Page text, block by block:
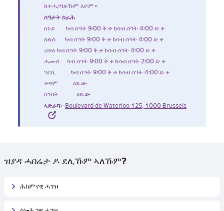
ክተሓጋገዙኹም እዮም።
ሰዓታት ስራሕ
ሰኑይ ካብ ሰዓት 9፡00 ቅ.ቀ ክሳብ ሰዓት 4፡00 ድ.ቀ
ሰሉስ ካብ ሰዓት 9፡00 ቅ.ቀ ክሳብ ሰዓት 4፡00 ድ.ቀ
ረቡዕ ካብ ሰዓት 9፡00 ቅ.ቀ ክሳብ ሰዓት 4፡00 ድ.ቀ
ሓሙስ ካብ ሰዓት 9፡00 ቅ.ቀ ክሳብ ሰዓት 2፡00 ድ.ቀ
ዓርቢ ካብ ሰዓት 9፡00 ቅ.ቀ ክሳብ ሰዓት 4፡00 ድ.ቀ
ቀዳም ዕጹው
ሰንበት ዕጹው
ኣድራሻ፦ Boulevard de Waterloo 125, 1000 Brussels
ዝያዳ ሓበሬታ ዶ ደሊኹም ኣለኹም?
ሕክምናዊ ሓገዝ